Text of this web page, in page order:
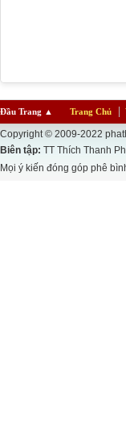
Đầu Trang ▲ Trang Chủ
Copyright © 2009-2022
Biên tập: TT Thích Thanh
Mọi ý kiến đóng góp phê